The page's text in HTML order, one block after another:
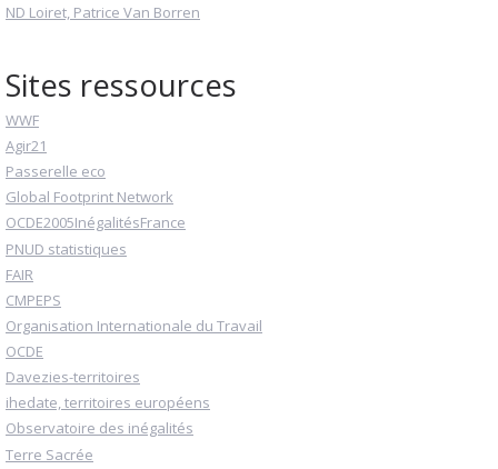
ND Loiret, Patrice Van Borren
Sites ressources
WWF
Agir21
Passerelle eco
Global Footprint Network
OCDE2005InégalitésFrance
PNUD statistiques
FAIR
CMPEPS
Organisation Internationale du Travail
OCDE
Davezies-territoires
ihedate, territoires européens
Observatoire des inégalités
Terre Sacrée